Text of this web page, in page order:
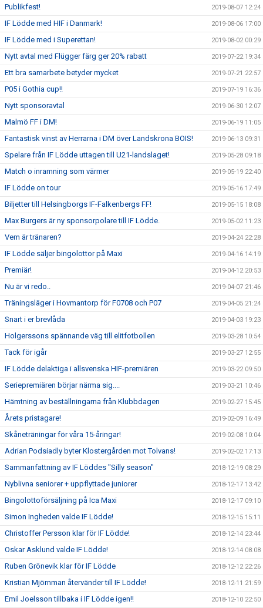
Publikfest! 2019-08-07 12:24
IF Lödde med HIF i Danmark! 2019-08-06 17:00
IF Lödde med i Superettan! 2019-08-02 00:29
Nytt avtal med Flügger färg ger 20% rabatt 2019-07-22 19:34
Ett bra samarbete betyder mycket 2019-07-21 22:57
P05 i Gothia cup!! 2019-07-19 16:36
Nytt sponsoravtal 2019-06-30 12:07
Malmö FF i DM! 2019-06-19 11:05
Fantastisk vinst av Herrarna i DM över Landskrona BOIS! 2019-06-13 09:31
Spelare från IF Lödde uttagen till U21-landslaget! 2019-05-28 09:18
Match o inramning som värmer 2019-05-19 22:40
IF Lödde on tour 2019-05-16 17:49
Biljetter till Helsingborgs IF-Falkenbergs FF! 2019-05-15 18:08
Max Burgers är ny sponsorpolare till IF Lödde. 2019-05-02 11:23
Vem är tränaren? 2019-04-24 22:28
IF Lödde säljer bingolottor på Maxi 2019-04-16 14:19
Premiär! 2019-04-12 20:53
Nu är vi redo.. 2019-04-07 21:46
Träningsläger i Hovmantorp för F0708 och P07 2019-04-05 21:24
Snart i er brevlåda 2019-04-03 19:23
Holgerssons spännande väg till elitfotbollen 2019-03-28 10:54
Tack för igår 2019-03-27 12:55
IF Lödde delaktiga i allsvenska HIF-premiären 2019-03-22 09:50
Seriepremiären börjar närma sig.... 2019-03-21 10:46
Hämtning av beställningarna från Klubbdagen 2019-02-27 15:45
Årets pristagare! 2019-02-09 16:49
Skåneträningar för våra 15-åringar! 2019-02-08 10:04
Adrian Podsiadly byter Klostergården mot Tolvans! 2019-02-02 17:13
Sammanfattning av IF Löddes "Silly season" 2018-12-19 08:29
Nyblivna seniorer + uppflyttade juniorer 2018-12-17 13:42
Bingolottoförsäljning på Ica Maxi 2018-12-17 09:10
Simon Ingheden valde IF Lödde! 2018-12-15 15:11
Christoffer Persson klar för IF Lödde! 2018-12-14 23:44
Oskar Asklund valde IF Lödde! 2018-12-14 08:08
Ruben Grönevik klar för IF Lödde 2018-12-12 22:26
Kristian Mjörnman återvänder till IF Lödde! 2018-12-11 21:59
Emil Joelsson tillbaka i IF Lödde igen!! 2018-12-10 22:50